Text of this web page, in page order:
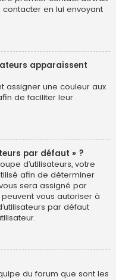
contacter en lui envoyant
apparaissent
assigner une couleur aux
de faciliter leur
par défaut » ?
d’utilisateurs, votre
afin de déterminer
sera assigné par
vous autoriser à
par défaut
du forum que sont les